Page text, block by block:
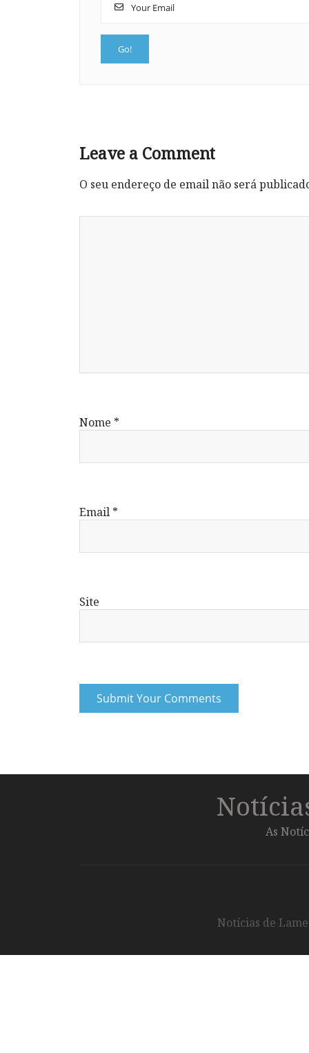
Leave a Comment
O seu endereço de email não será
Nome *
Email *
Site
As
Notícias de